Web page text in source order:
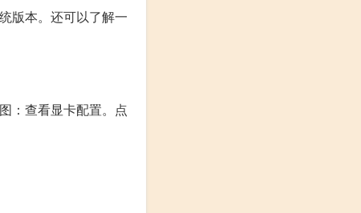
版本。还可以了解一
：查看显卡配置。点